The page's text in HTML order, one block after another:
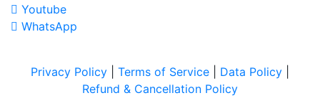
Youtube
WhatsApp
Privacy Policy Terms of Service Data Policy
Refund & Cancellation Policy